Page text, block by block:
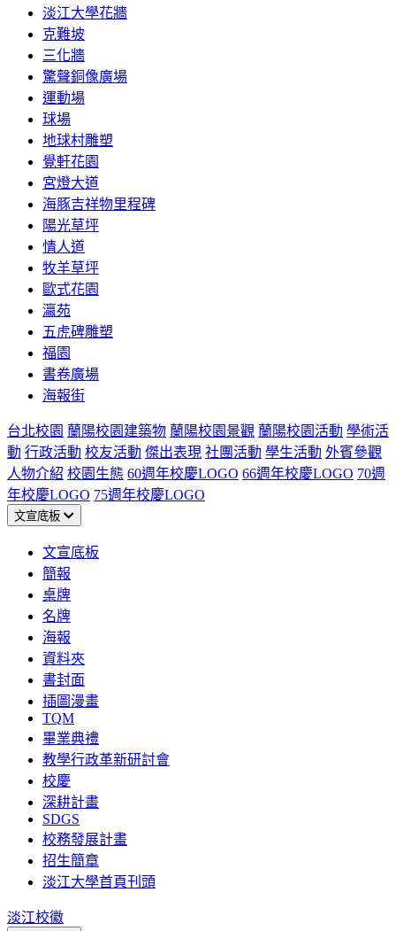
淡江大學花牆
克難坡
三化牆
驚聲銅像廣場
運動場
球場
地球村雕塑
覺軒花園
宮燈大道
海豚吉祥物里程碑
陽光草坪
情人道
牧羊草坪
歐式花園
瀛苑
五虎碑雕塑
福園
書卷廣場
海報街
台北校園 蘭陽校園建築物 蘭陽校園景觀 蘭陽校園活動 學術活
動 行政活動 校友活動 傑出表現 社團活動 學生活動 外賓參觀
人物介紹 校園生態 60週年校慶LOGO 66週年校慶LOGO 70週
年校慶LOGO 75週年校慶LOGO
文宣底板
文宣底板
簡報
桌牌
名牌
海報
資料夾
書封面
插圖漫畫
TQM
畢業典禮
教學行政革新研討會
校慶
深耕計畫
SDGS
校務發展計畫
招生簡章
淡江大學首頁刊頭
淡江校徽